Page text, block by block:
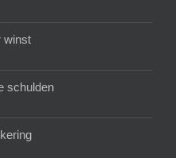
winst
schulden